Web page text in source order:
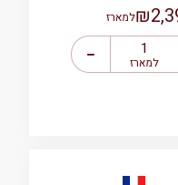
₪למארז
למארז